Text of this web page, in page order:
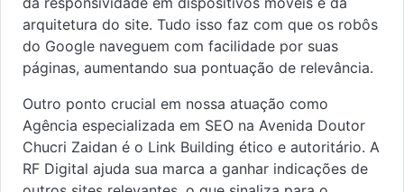
arquitetura do site. Tudo isso faz com que os robôs
do Google naveguem com facilidade por suas
páginas, aumentando sua pontuação de relevância.
Outro ponto crucial em nossa atuação como
Agência especializada em SEO na Avenida Doutor
Chucri Zaidan é o Link Building ético e autoritário. A
RF Digital ajuda sua marca a ganhar indicações de